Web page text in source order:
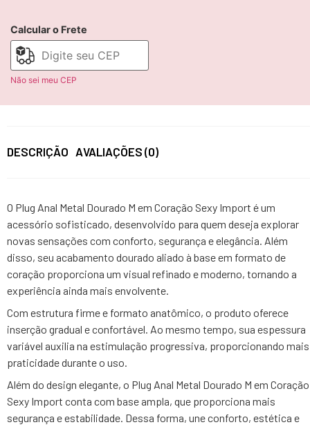
Calcular o Frete
Não sei meu CEP
DESCRIÇÃO AVALIAÇÕES (0)
O Plug Anal Metal Dourado M em Coração Sexy Import é um
acessório sofisticado, desenvolvido para quem deseja explorar
novas sensações com conforto, segurança e elegância. Além
disso, seu acabamento dourado aliado à base em formato de
coração proporciona um visual refinado e moderno, tornando a
experiência ainda mais envolvente.
Com estrutura firme e formato anatômico, o produto oferece
inserção gradual e confortável. Ao mesmo tempo, sua espessura
variável auxilia na estimulação progressiva, proporcionando mais
praticidade durante o uso.
Além do design elegante, o Plug Anal Metal Dourado M em Coração
Sexy Import conta com base ampla, que proporciona mais
segurança e estabilidade. Dessa forma, une conforto, estética e